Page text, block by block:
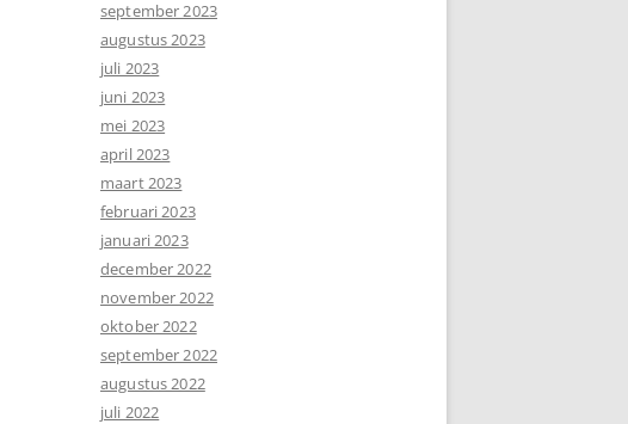
september 2023
augustus 2023
juli 2023
juni 2023
mei 2023
april 2023
maart 2023
februari 2023
januari 2023
december 2022
november 2022
oktober 2022
september 2022
augustus 2022
juli 2022